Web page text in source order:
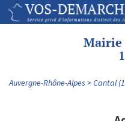
Mairie
Auvergne-Rhône-Alpes Cantal